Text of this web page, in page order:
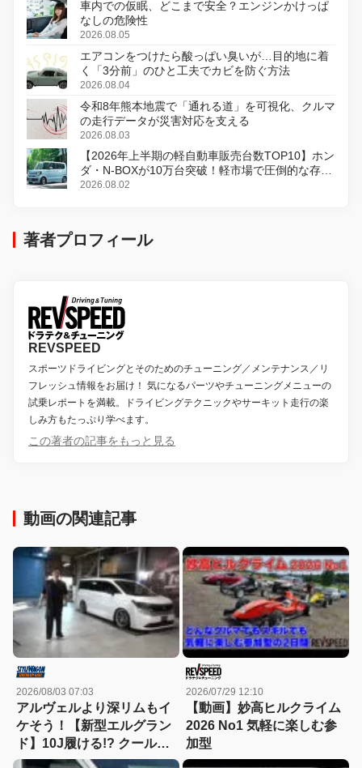
車内での仮眠、どこまで安全？エンジンかけっぱ
なしの危険性
2026.08.05
エアコンをつけたら酸っぱい臭いが…目的地に着
く「3分前」のひと工夫でカビを防ぐ方法
2026.08.04
令和8年熊本地震で「通れる道」を可視化、クルマ
の走行データが災害対応を支える
2026.08.03
【2026年上半期の軽自動車販売台数TOP10】ホン
ダ・N-BOXが10万台突破！軽市場で圧倒的な存在
感
2026.08.02
著者プロフィール
REVSPEED
スポーツドライビングとそのためのチューニング／メンテナンス／リ
フレッシュ情報をお届け！ 気になるパーツやチューニングメニューの
試乗レポートを満載。ドライビングテクニックやサーキット走行の楽
しみ方もたっぷり学べます。
この著者の記事をもっと見る
動画の関連記事
2026/08/03 07:03
アルヴェルより深リムもイ
ケそう！【新型エルグラン
ド】10J履ける!? クールが
ノーサスでホイールのデー
2026/07/29 12:10
【動画】妙高ヒルクライム
2026 No1 気軽に楽しむ参
加型